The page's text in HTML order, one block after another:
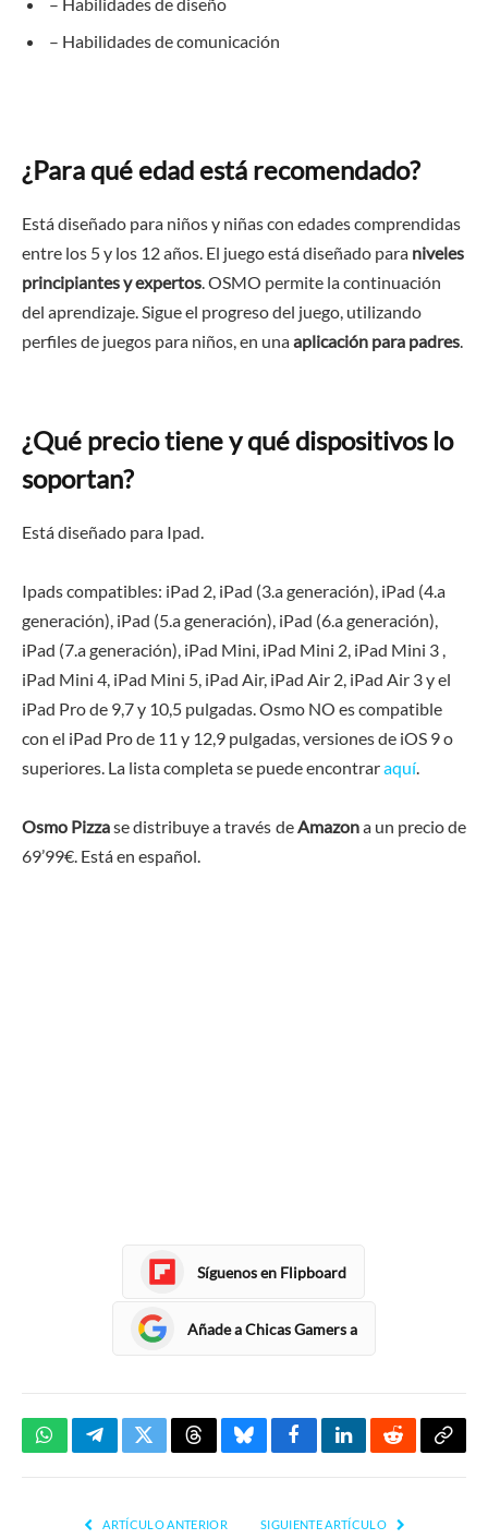
– Habilidades de comunicación
¿Para qué edad está recomendado?
Está diseñado para niños y niñas con edades comprendidas
entre los 5 y los 12 años. El juego está diseñado para niveles
principiantes y expertos. OSMO permite la continuación
del aprendizaje. Sigue el progreso del juego, utilizando
perfiles de juegos para niños, en unaaplicación para padres.
¿Qué precio tiene y qué dispositivos lo
soportan?
Está diseñado para Ipad.
Ipads compatibles: iPad 2, iPad (3.a generación), iPad (4.a
generación), iPad (5.a generación), iPad (6.a generación),
iPad (7.a generación), iPad Mini, iPad Mini 2, iPad Mini 3 ,
iPad Mini 4, iPad Mini 5, iPad Air, iPad Air 2, iPad Air 3 y el
iPad Pro de 9,7 y 10,5 pulgadas. Osmo NO es compatible
con el iPad Pro de 11 y 12,9 pulgadas, versiones de iOS 9 o
superiores. La lista completa se puede encontraraquí
Osmo Pizzase distribuye a través de Amazona un precio de
69’99€. Está en español.
Síguenos en Flipboard
Añade a Chicas Gamers a
WhatsAppTelegramTwitterThreadsBlueskyFacebookLinkedInReddit
ARTÍCULO ANTERIOR SIGUIENTE ARTÍCULO